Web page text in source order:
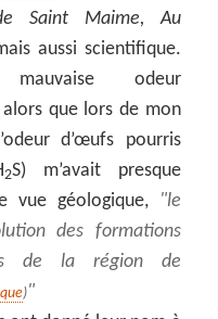
Saint Maime,Au
aussi scientifique.
mauvaise odeur
alors que lors de mon
d’œufs pourris
2S) m’avait presque
vue géologique,
le
des formations
de la région de
)